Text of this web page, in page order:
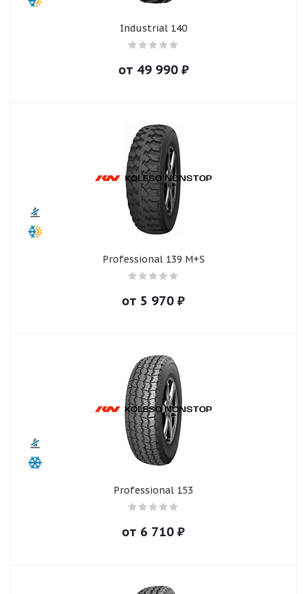
Industrial 140
от 49 990₽
Professional 139 M+S
от 5 970 ₽
Professional 153
от 6 710 ₽